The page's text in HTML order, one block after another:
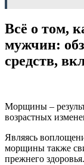
Всё о том,
мужчин:
средств,
Морщины –
возрастных
Являясь
морщины также
прежнего здоровья.